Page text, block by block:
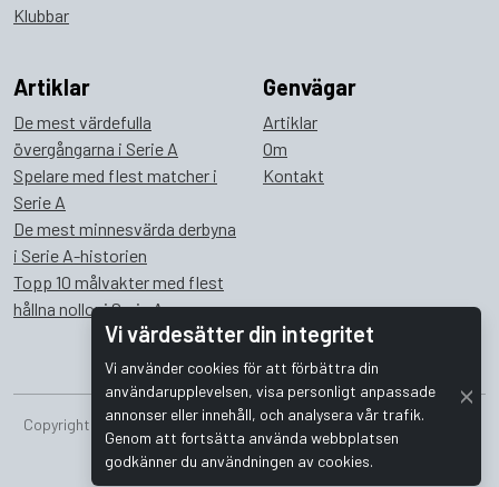
Vi värdesätter din integritet
Vi använder cookies för att förbättra din
användarupplevelsen, visa personligt anpassade
annonser eller innehåll, och analysera vår trafik.
Genom att fortsätta använda webbplatsen
godkänner du användningen av cookies.
Klubbar
Artiklar
De mest värdefulla
övergångarna i Serie A
Spelare med flest matcher i
Serie A
De mest minnesvärda derbyna
i Serie A-historien
Topp 10 målvakter med flest
hållna nollor i Serie A
Genvägar
Artiklar
Om
Kontakt
Copyright © 2026 Bombus Interactive i Sverige AB. Alla rättigheter
förbehållna.